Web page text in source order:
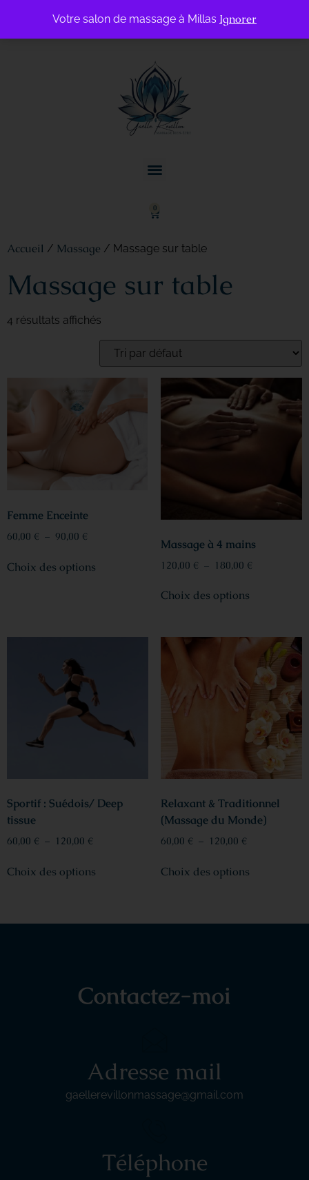
Votre salon de massage à Millas Ignorer
0
Accueil / Massage / Massage sur table
Massage sur table
4 résultats affichés
Femme Enceinte
60,00 € – 90,00 €
Choix des options
Massage à 4 mains
120,00 € – 180,00 €
Choix des options
Sportif : Suédois/ Deep
tissue
60,00 € – 120,00 €
Choix des options
Relaxant & Traditionnel
(Massage du Monde)
60,00 € – 120,00 €
Choix des options
Contactez-moi
Adresse mail
gaellerevillonmassage@gmail.com
Téléphone